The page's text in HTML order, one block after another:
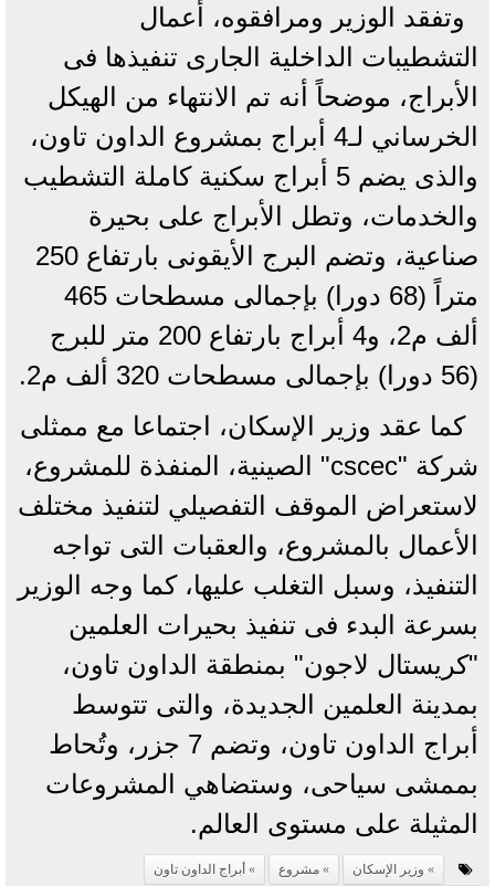
وتفقد الوزير ومرافقوه، أعمال
التشطيبات الداخلية الجارى تنفيذها فى
الأبراج، موضحاً أنه تم الانتهاء من الهيكل
الخرساني لـ4 أبراج بمشروع الداون تاون،
والذى يضم 5 أبراج سكنية كاملة التشطيب
والخدمات، وتطل الأبراج على بحيرة
صناعية، وتضم البرج الأيقونى بارتفاع 250
متراً (68 دورا) بإجمالى مسطحات 465
ألف م2، و4 أبراج بارتفاع 200 متر للبرج
(56 دورا) بإجمالى مسطحات 320 ألف م2.
كما عقد وزير الإسكان، اجتماعا مع ممثلى
شركة "cscec" الصينية، المنفذة للمشروع،
لاستعراض الموقف التفصيلي لتنفيذ مختلف
الأعمال بالمشروع، والعقبات التى تواجه
التنفيذ، وسبل التغلب عليها، كما وجه الوزير
بسرعة البدء فى تنفيذ بحيرات العلمين
"كريستال لاجون" بمنطقة الداون تاون،
بمدينة العلمين الجديدة، والتى تتوسط
أبراج الداون تاون، وتضم 7 جزر، وتُحاط
بممشى سياحى، وستضاهي المشروعات
المثيلة على مستوى العالم.
وزير الإسكان مشروع
أبراج الداون تاون